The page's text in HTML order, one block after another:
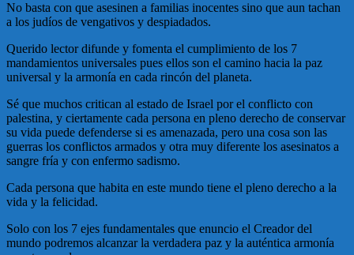
No basta con que asesinen a familias inocentes sino que aun tachan
a los judíos de vengativos y despiadados.
Querido lector difunde y fomenta el cumplimiento de los 7
mandamientos universales pues ellos son el camino hacia la paz
universal y la armonía en cada rincón del planeta.
Sé que muchos critican al estado de Israel por el conflicto con
palestina, y ciertamente cada persona en pleno derecho de conservar
su vida puede defenderse si es amenazada, pero una cosa son las
guerras los conflictos armados y otra muy diferente los asesinatos a
sangre fría y con enfermo sadismo.
Cada persona que habita en este mundo tiene el pleno derecho a la
vida y la felicidad.
Solo con los 7 ejes fundamentales que enuncio el Creador del
mundo podremos alcanzar la verdadera paz y la auténtica armonía